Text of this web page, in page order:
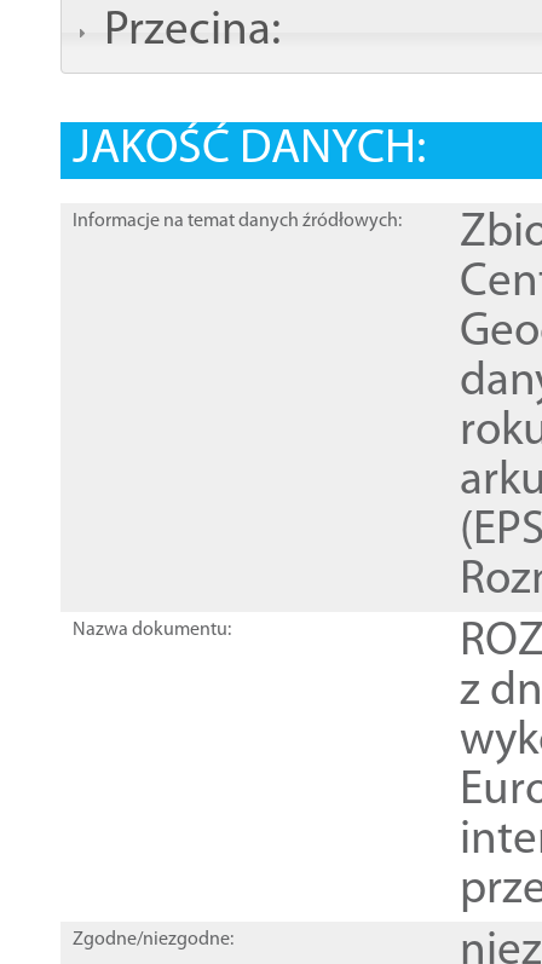
Przecina:
JAKOŚĆ DANYCH:
Informacje na temat danych źródłowych:
Nazwa dokumentu:
z
Zgodne/niezgodne: